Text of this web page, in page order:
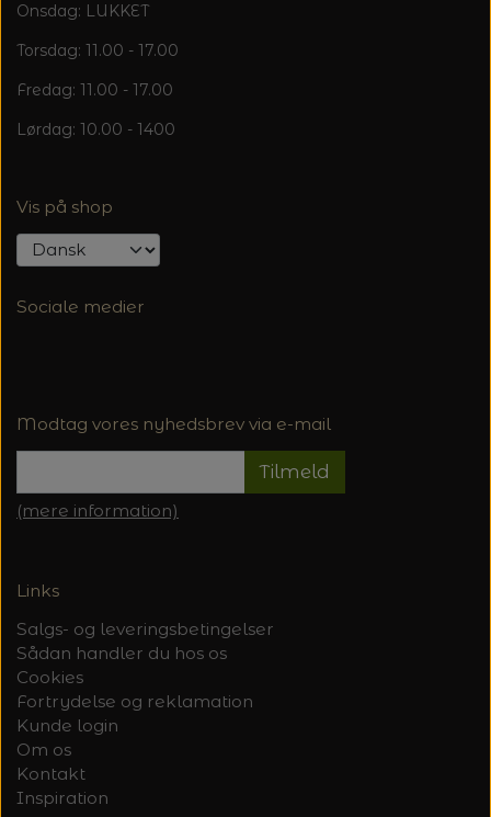
Onsdag: LUKKET
Torsdag: 11.00 - 17.00
Fredag: 11.00 - 17.00
Lørdag: 10.00 - 1400
Vis på shop
Sociale medier
Modtag vores nyhedsbrev via e-mail
Tilmeld
(mere information)
Links
Salgs- og leveringsbetingelser
Sådan handler du hos os
Cookies
Fortrydelse og reklamation
Kunde login
Om os
Kontakt
Inspiration